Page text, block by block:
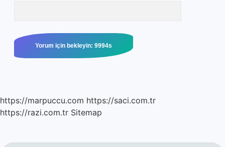
https://marpuccu.com https://saci.com.tr
https://razi.com.tr Sitemap